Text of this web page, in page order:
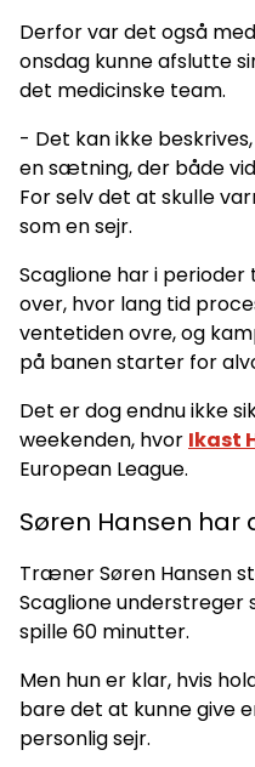
Derfor var det også
onsdag kunne afslutte
det medicinske team.
- Det kan ikke
en sætning, der både
For selv det at skulle
som en sejr.
Scaglione har i
over, hvor lang tid
ventetiden ovre, og
på banen starter for
Det er dog endnu ikke
weekenden, hvor Ikast
European League.
Søren Hansen har
Træner Søren Hansen
Scaglione understreger
spille 60 minutter.
Men hun er klar, hvis
bare det at kunne give
personlig sejr.